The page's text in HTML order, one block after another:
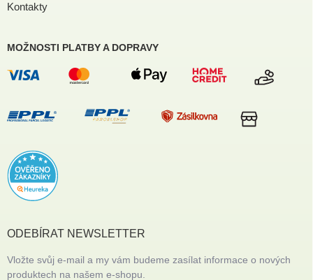
Kontakty
MOŽNOSTI PLATBY A DOPRAVY
ODEBÍRAT NEWSLETTER
Vložte svůj e-mail a my vám budeme zasílat informace o nových
produktech na našem e-shopu.